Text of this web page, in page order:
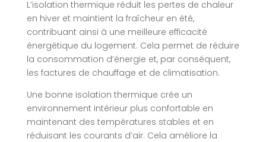
L’isolation thermique réduit les pertes de chaleur
en hiver et maintient la fraîcheur en été,
contribuant ainsi à une meilleure efficacité
énergétique du logement. Cela permet de réduire
la consommation d’énergie et, par conséquent,
les factures de chauffage et de climatisation.
Une bonne isolation thermique crée un
environnement intérieur plus confortable en
maintenant des températures stables et en
réduisant les courants d’air. Cela améliore la